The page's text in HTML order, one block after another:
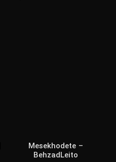
Mesekhodete –
BehzadLeito